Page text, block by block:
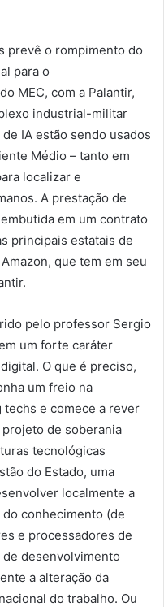
prevê o rompimento do
para o
MEC, com a Palantir,
industrial-militar
IA estão sendo usados
Médio – tanto em
localizar e
A prestação de
em um contrato
principais estatais de
que tem em seu
pelo professor Sergio
um forte caráter
O que é preciso,
um freio na
e comece a rever
de soberania
tecnológicas
do Estado, uma
localmente a
conhecimento (de
e processadores de
desenvolvimento
a alteração da
do trabalho. Ou